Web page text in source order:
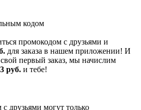
кодом
промокодом с друзьями и
для заказа в нашем приложении! И
первый заказ, мы начислим
3 руб. и тебе!
друзьями могут только